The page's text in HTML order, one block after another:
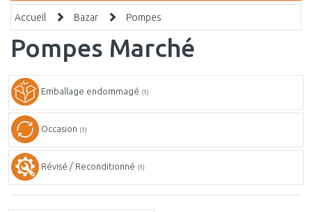
Accueil Bazar Pompes
Pompes Marché
Emballage endommagé (1)
Occasion (1)
Révisé / Reconditionné (1)